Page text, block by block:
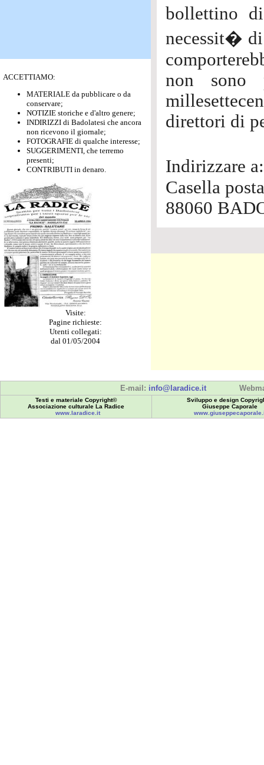
ACCETTIAMO:
MATERIALE da pubblicare o da
conservare;
NOTIZIE storiche e d'altro genere;
INDIRIZZI di Badolatesi che ancora
non ricevono il giornale;
FOTOGRAFIE di qualche interesse;
SUGGERIMENTI, che terremo
presenti;
CONTRIBUTI in denaro.
Visite:
Pagine richieste:
Utenti collegati:
dal 01/05/2004
bollettino
necessit� di
non sono
direttori di
Indirizzare
Casella
88060
E-mail: info@laradice.it
Testi e materiale Copyright©
Associazione culturale La Radice
www.laradice.it
Sviluppo e design
Giuseppe Caporale